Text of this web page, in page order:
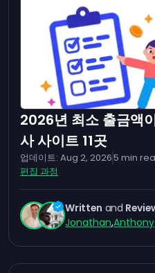
2026년 최소 출금액
사 사이트 11곳
업데이트: Aug 2, 20265 min
편집 과정
Written and
Jonathan,Anthony